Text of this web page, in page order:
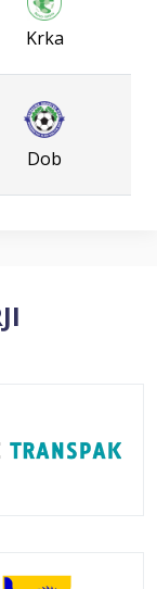
Krka
Dob